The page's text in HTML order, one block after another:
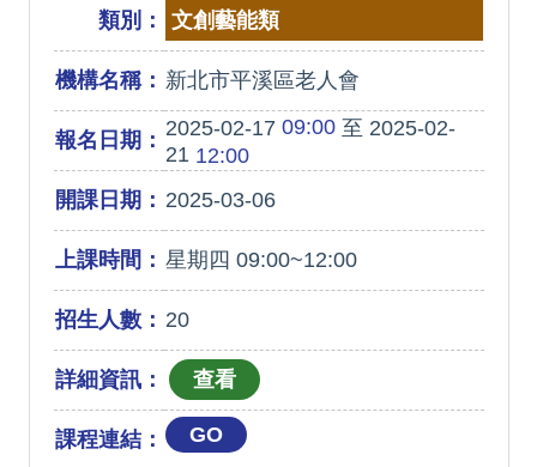
類別： 文創藝能類
機構名稱： 新北市平溪區老人會
報名日期： 2025-02-17 09:00至 2025-02-
2112:00
開課日期： 2025-03-06
上課時間： 星期四 09:00~12:00
招生人數： 20
詳細資訊：
課程連結： GO